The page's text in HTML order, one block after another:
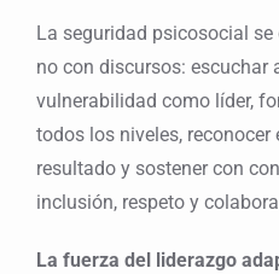
La seguridad psicosocial
no con discursos: escuchar
vulnerabilidad como líder,
todos los niveles,
resultado y sostener con
inclusión, respeto y
La fuerza del liderazgo